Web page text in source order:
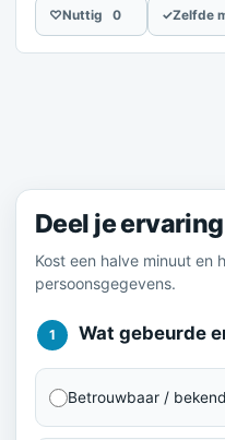
♡Nuttig 0 ✓Zelfde
Deel je ervaring
Kost een halve minuut en
persoonsgegevens.
1 Wat gebeurde
Betrouwbaar /